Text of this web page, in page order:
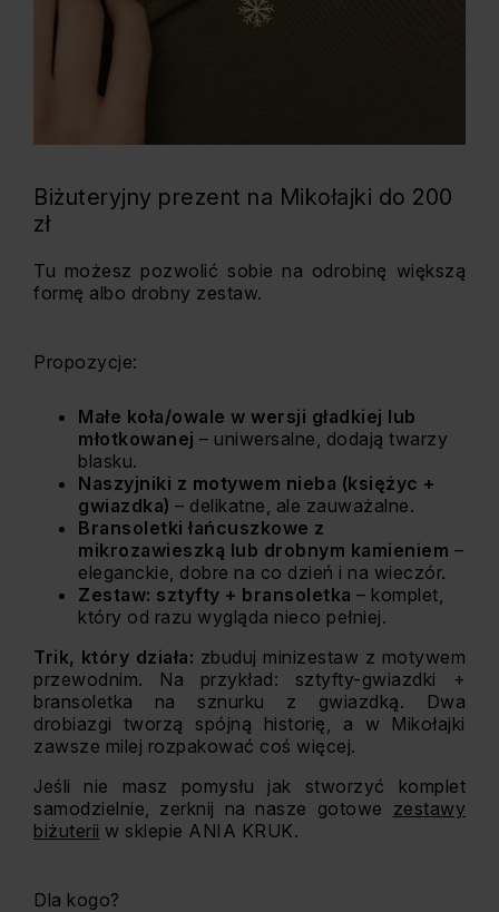
Biżuteryjny prezent na Mikołajki do 200
zł
Tu możesz pozwolić sobie na odrobinę większą
formę albo drobny zestaw.
Propozycje:
Małe koła/owale w wersji gładkiej lub
młotkowanej – uniwersalne, dodają twarzy
blasku.
Naszyjniki z motywem nieba (księżyc +
gwiazdka) – delikatne, ale zauważalne.
Bransoletki łańcuszkowe z
mikrozawieszką lub drobnym kamieniem –
eleganckie, dobre na co dzień i na wieczór.
Zestaw: sztyfty + bransoletka – komplet,
który od razu wygląda nieco pełniej.
Trik, który działa: zbuduj minizestaw z motywem
przewodnim. Na przykład: sztyfty-gwiazdki +
bransoletka na sznurku z gwiazdką. Dwa
drobiazgi tworzą spójną historię, a w Mikołajki
zawsze milej rozpakować coś więcej.
Jeśli nie masz pomysłu jak stworzyć komplet
samodzielnie, zerknij na nasze gotowe zestawy
biżuterii w sklepie ANIA KRUK.
Dla kogo?